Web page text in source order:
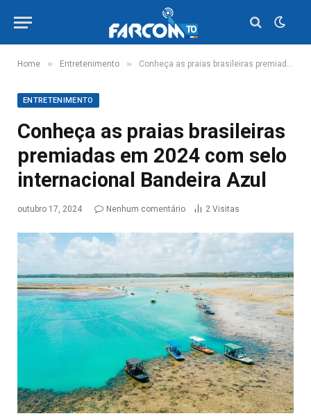
Home » Entretenimento » Conheça as praias brasileiras premiadas em 2024 com selo internacional Bandeira Azul
ENTRETENIMENTO
Conheça as praias brasileiras
premiadas em 2024 com selo
internacional Bandeira Azul
outubro 17, 2024 Nenhum comentário 2 Visitas